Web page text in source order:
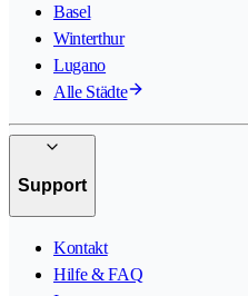
Basel
Winterthur
Lugano
Alle Städte
Support
Kontakt
Hilfe & FAQ